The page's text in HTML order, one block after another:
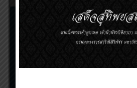
Nomination Procedures
Prince Mahidol Award